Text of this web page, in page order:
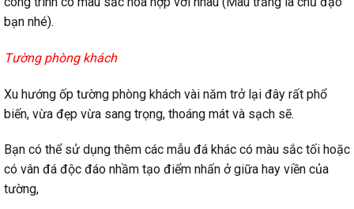
bạn nhé).
Tường phòng khách
Xu hướng ốp tường phòng khách vài năm trở lại đây rất phổ
biến, vừa đẹp vừa sang trọng, thoáng mát và sạch sẽ.
Bạn có thể sử dụng thêm các mẫu đá khác có màu sắc tối hoặc
có vân đá độc đáo nhầm tạo điểm nhấn ở giữa hay viền của
tường,